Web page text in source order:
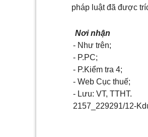
pháp luật đã được
Nơi nhận
- Như trên;
- P.PC;
- P.Kiểm tra 4;
- Web Cục thuế;
- Lưu: VT, TTHT.
2157_229291/12-